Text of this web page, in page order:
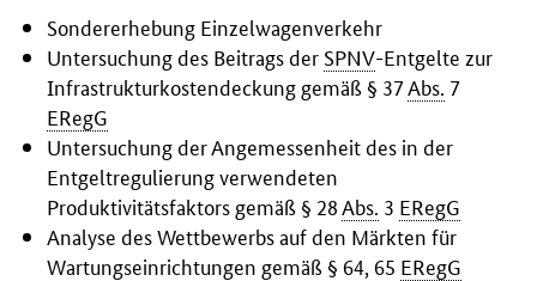
Sondererhebung Einzelwagenverkehr
Untersuchung des Beitrags der SPNV-Entgelte zur
Infrastrukturkostendeckung gemäß § 37Abs. 7
ERegG
Untersuchung der Angemessenheit des in der
Entgeltregulierung verwendeten
Produktivitätsfaktors gemäß § 28Abs. 3 ERegG
Analyse des Wettbewerbs auf den Märkten für
Wartungseinrichtungen gemäß § 64, 65 ERegG